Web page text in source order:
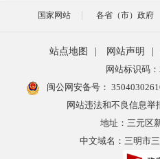
国家网站 各省（市）政府
站点地图 网站声明
网站标识码
闽公网安备号：
网站违法和不良信息举
地址：三元区
中文域名：三明市